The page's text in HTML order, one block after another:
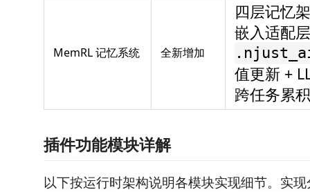
MemRL 记忆系统 全新增加
四层记忆
嵌入适配
值更新 +
跨任务累
插件功能模块详解
以下按运行时架构说明各模块实现细节。实